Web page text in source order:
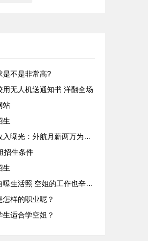
是不是非常高?
用无人机送通知书 洋翻全场
站
生
曝光：外航月薪两万为准金领
招生条件
生
生活照 空姐的工作也辛苦啊！
怎样的职业呢？
生适合学空姐？